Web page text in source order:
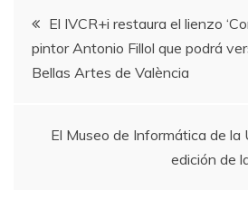
Navegación
de
El IVCR+i restaura el lienzo
pintor Antonio Fillol que podrá
Bellas Artes de València
El Museo de Informática de la
edición de